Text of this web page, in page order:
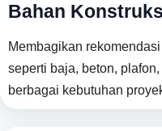
Bahan
Membagikan
seperti baja, beton,
berbagai kebutuhan